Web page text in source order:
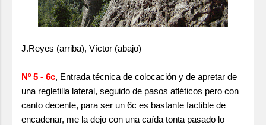
J.Reyes (arriba), Víctor (abajo)
Nº 5 - 6c, Entrada técnica de colocación y de apretar de
una regletilla lateral, seguido de pasos atléticos pero con
canto decente, para ser un 6c es bastante factible de
encadenar, me la dejo con una caída tonta pasado lo